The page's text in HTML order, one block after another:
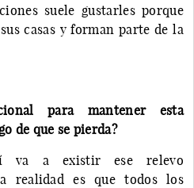
suele gustarles porque
casas y forman parte de la
para mantener esta
de que se pierda?
va a existir ese relevo
realidad es que todos los